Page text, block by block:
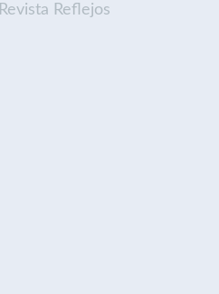
Revista Reflejos